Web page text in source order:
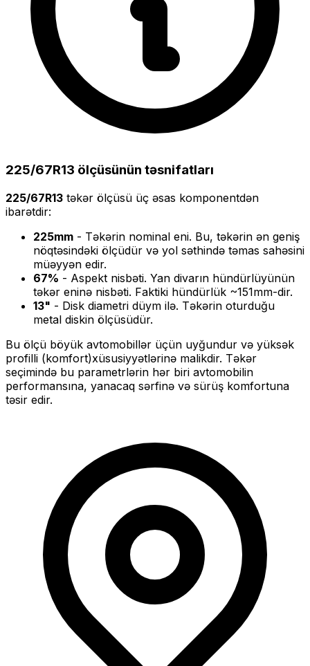
225/67R13 ölçüsünün təsnifatları
225/67R13 təkər ölçüsü üç əsas komponentdən
ibarətdir:
225mm - Təkərin nominal eni. Bu, təkərin ən geniş
nöqtəsindəki ölçüdür və yol səthində təmas sahəsini
müəyyən edir.
67% - Aspekt nisbəti. Yan divarın hündürlüyünün
təkər eninə nisbəti. Faktiki hündürlük ~151mm-dir.
13" - Disk diametri düym ilə. Təkərin oturduğu
metal diskin ölçüsüdür.
Bu ölçü böyük avtomobillər üçün uyğundur və yüksək
profilli (komfort)xüsusiyyətlərinə malikdir. Təkər
seçimində bu parametrlərin hər biri avtomobilin
performansına, yanacaq sərfinə və sürüş komfortuna
təsir edir.